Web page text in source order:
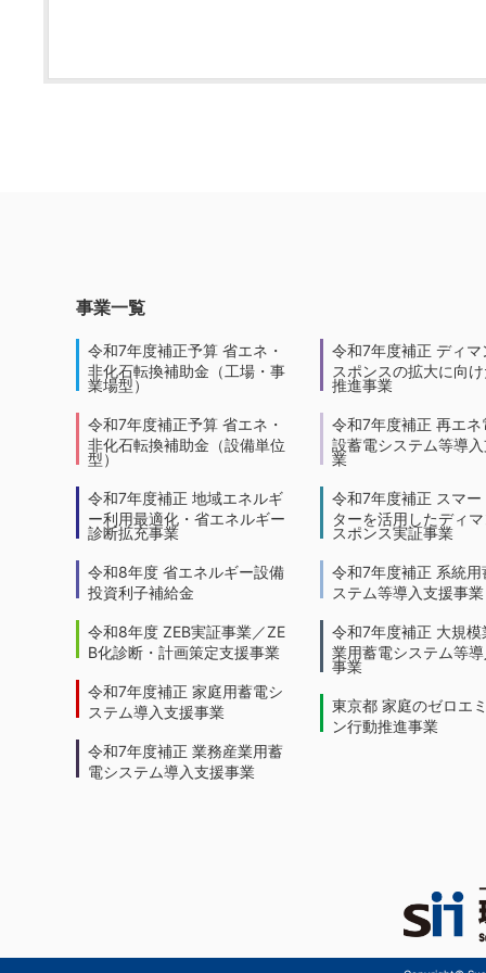
事業一覧
令和7年度補正予算 省エネ・
非化石転換補助金（工場・事
業場型）
令和7年度補正予算 省エネ・
非化石転換補助金（設備単位
型）
令和7年度補正 地域エネルギ
ー利用最適化・省エネルギー
診断拡充事業
令和8年度 省エネルギー設備
投資利子補給金
令和8年度 ZEB実証事業／ZE
B化診断・計画策定支援事業
令和7年度補正 家庭用蓄電シ
ステム導入支援事業
令和7年度補正 業務産業用蓄
電システム導入支援事業
令和7年度補正 ディマ
スポンスの拡大に向
推進事業
令和7年度補正 再エネ
設蓄電システム等導
業
令和7年度補正 スマー
ターを活用したディ
スポンス実証事業
令和7年度補正 系統用
ステム等導入支援事業
令和7年度補正 大規模
業用蓄電システム等
事業
東京都 家庭のゼロエ
ン行動推進事業